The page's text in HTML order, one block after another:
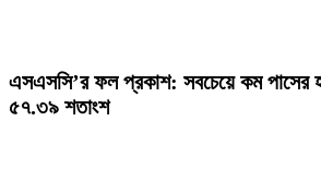
এসএসসি’র ফল প্রকাশ: সবচেয়ে কম পাসের
৫৭.৩৯ শতাংশ